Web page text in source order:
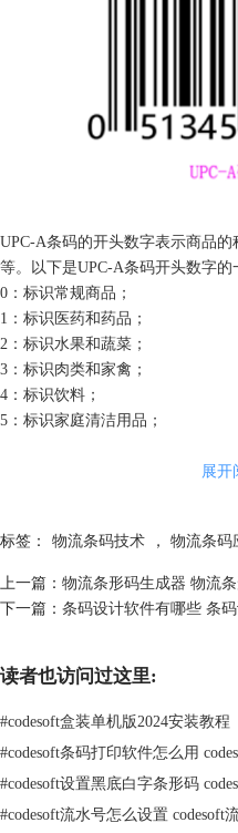
UPC-A条码的开头数字表示商品
等。以下是UPC-A条码开头数字的
0：标识常规商品；
1：标识医药和药品；
2：标识水果和蔬菜；
3：标识肉类和家禽；
4：标识饮料；
5：标识家庭清洁用品；
二、UPC-A条码应用范围
UPC-A条码被广泛应用于零售业
买商品时，收银员会扫描商品上的
展开
标签： 物流条码技术 ， 物流条码
上一篇： 物流条形码生成器 物流
下一篇： 条码设计软件有哪些 条
读者也访问过这里:
#codesoft盒装单机版2024安装教程
#codesoft条码打印软件怎么用
#codesoft设置黑底白字条形码
#codesoft流水号怎么设置 codesoft